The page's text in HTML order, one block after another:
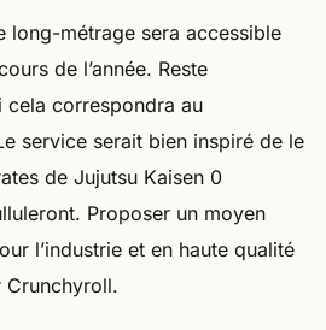
long-métrage sera accessible
de l’année. Reste
cela correspondra au
service serait bien inspiré de le
de Jujutsu Kaisen 0
Proposer un moyen
l’industrie et en haute qualité
Crunchyroll.